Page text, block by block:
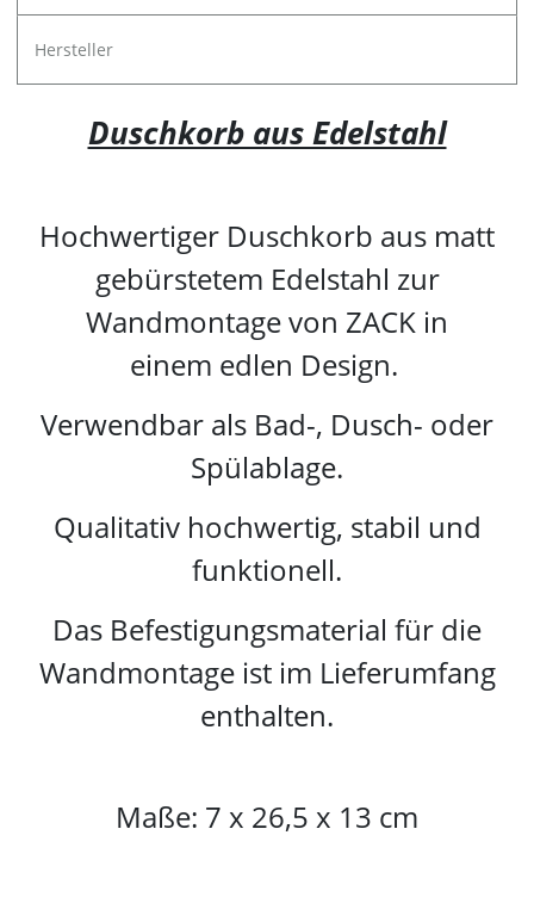
Hersteller
Duschkorb aus Edelstahl
Hochwertiger Duschkorb aus matt
gebürstetem Edelstahl zur
Wandmontage von ZACK in
einem edlen Design.
Verwendbar als Bad-, Dusch- oder
Spülablage.
Qualitativ hochwertig, stabil und
funktionell.
Das Befestigungsmaterial für die
Wandmontage ist im Lieferumfang
enthalten.
Maße: 7 x 26,5 x 13 cm